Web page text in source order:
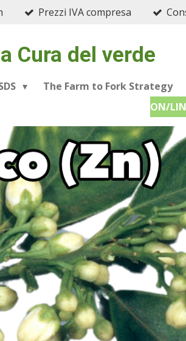
Prezzi IVA compresa
Cura del verde
The Farm to Fork Strategy
ON/